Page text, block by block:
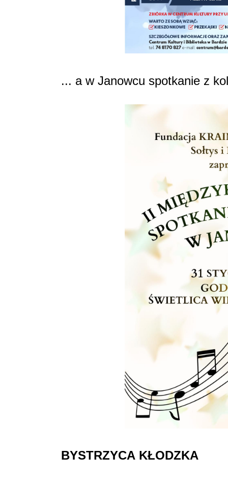
... a w Janowcu spotkanie z
BYSTRZYCA KŁODZKA